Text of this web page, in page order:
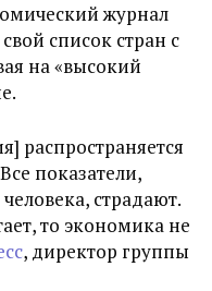
журнал
список стран с
на «высокий
распространяется
показатели,
страдают.
то экономика не
, директор группы